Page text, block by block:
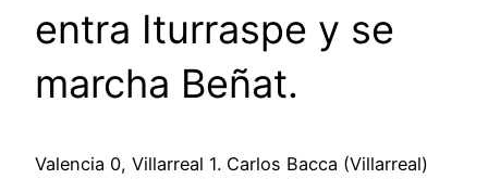
entra Iturraspe y se
marcha Beñat.
Valencia 0, Villarreal 1. Carlos Bacca (Villarreal)